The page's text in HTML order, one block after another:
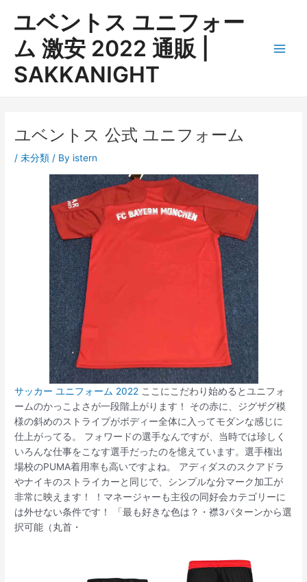
ユベントス ユニフォー
ム 激安 2022 通販 |
SAKKANIGHT
ユベントス 公式 ユニフォーム
/未分類 / By istern
サッカー ユニフォーム 2022 ここにこだわり始めるとユニフォ
ームのかっこよさが一段階上がります！ その赤に、ジグザグ模
様の斜めのストライプがボディー全体に入ってモダンな感じに
仕上がってる。 フォワードの選手なんですが、当時では珍しく
いろんな仕事をこなす選手だったのを憶えています。選手権出
場校のPUMA着用率も高いですよね。 アディダスのスクアドラ
やナイキのストライカーと同じで、シンプルな分マーク加工が
非常に映えます！ ！マネージャーも主役の同好会カテゴリーに
は外せない条件です！ 「最も好きな色は？・襟3パターンから選
択可能（丸首・